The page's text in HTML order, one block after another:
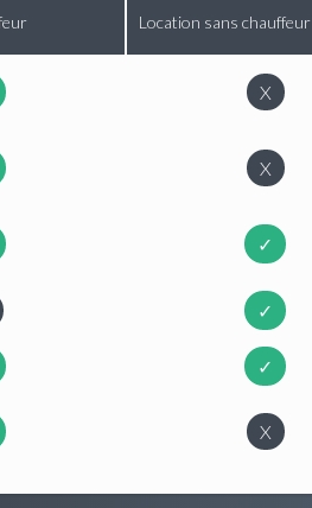
Location sans chauffeur
X
X
✓
✓
✓
X